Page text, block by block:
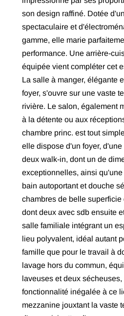
son design raffiné. Dotée
spectaculaire et
gamme, elle marie
performance. Une arrière-
équipée vient compléter cet
La salle à manger, élégante
foyer, s'ouvre sur une vaste
rivière. Le salon, également
à la détente ou aux
chambre princ. est tout
elle dispose d'un foyer,
deux walk-in, dont un de
exceptionnelles, ainsi
bain autoportant et douche
chambres de belle superficie
dont deux avec sdb ensuite
salle familiale intégrant un
lieu polyvalent, idéal autant
famille que pour le travail à
lavage hors du commun,
laveuses et deux
fonctionnalité inégalée à ce
mezzanine jouxtant la vaste